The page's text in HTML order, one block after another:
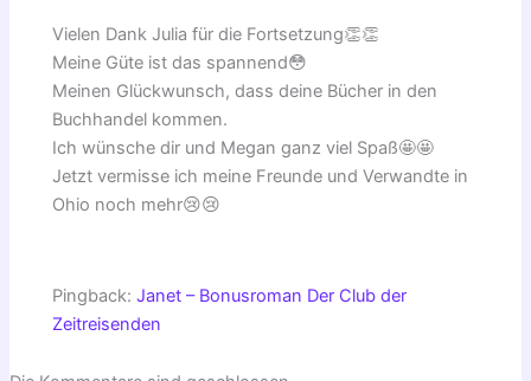
Vielen Dank Julia für die Fortsetzung👏👏
Meine Güte ist das spannend😳
Meinen Glückwunsch, dass deine Bücher in den
Buchhandel kommen.
Ich wünsche dir und Megan ganz viel Spaß🤩🤩
Jetzt vermisse ich meine Freunde und Verwandte in
Ohio noch mehr😢😢
Pingback:Janet – Bonusroman Der Club der
Zeitreisenden